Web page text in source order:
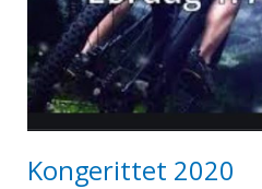
Kongerittet 2020